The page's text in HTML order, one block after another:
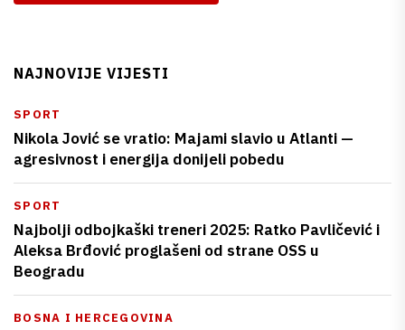
NAJNOVIJE VIJESTI
SPORT
Nikola Jović se vratio: Majami slavio u Atlanti —
agresivnost i energija donijeli pobedu
SPORT
Najbolji odbojkaški treneri 2025: Ratko Pavličević i
Aleksa Brđović proglašeni od strane OSS u
Beogradu
BOSNA I HERCEGOVINA